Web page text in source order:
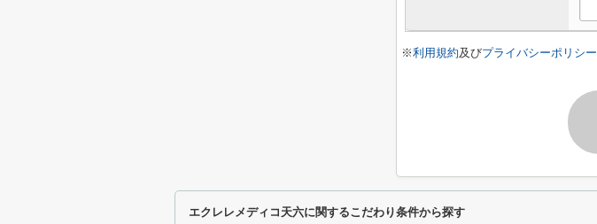
※利用規約及びプライバシーポリシー
エクレレメディコ天六に関するこだわり条件から探す